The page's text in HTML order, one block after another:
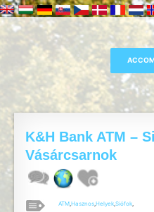
K&H Bank ATM –
Vásárcsarnok
ATM ,Hasznos ,Helyek ,Siófok